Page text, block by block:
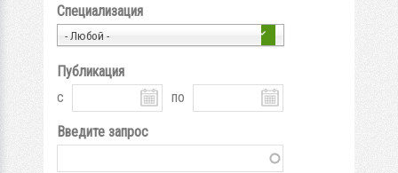
Специализация
- Любой -
Публикация
с
по
Введите запрос